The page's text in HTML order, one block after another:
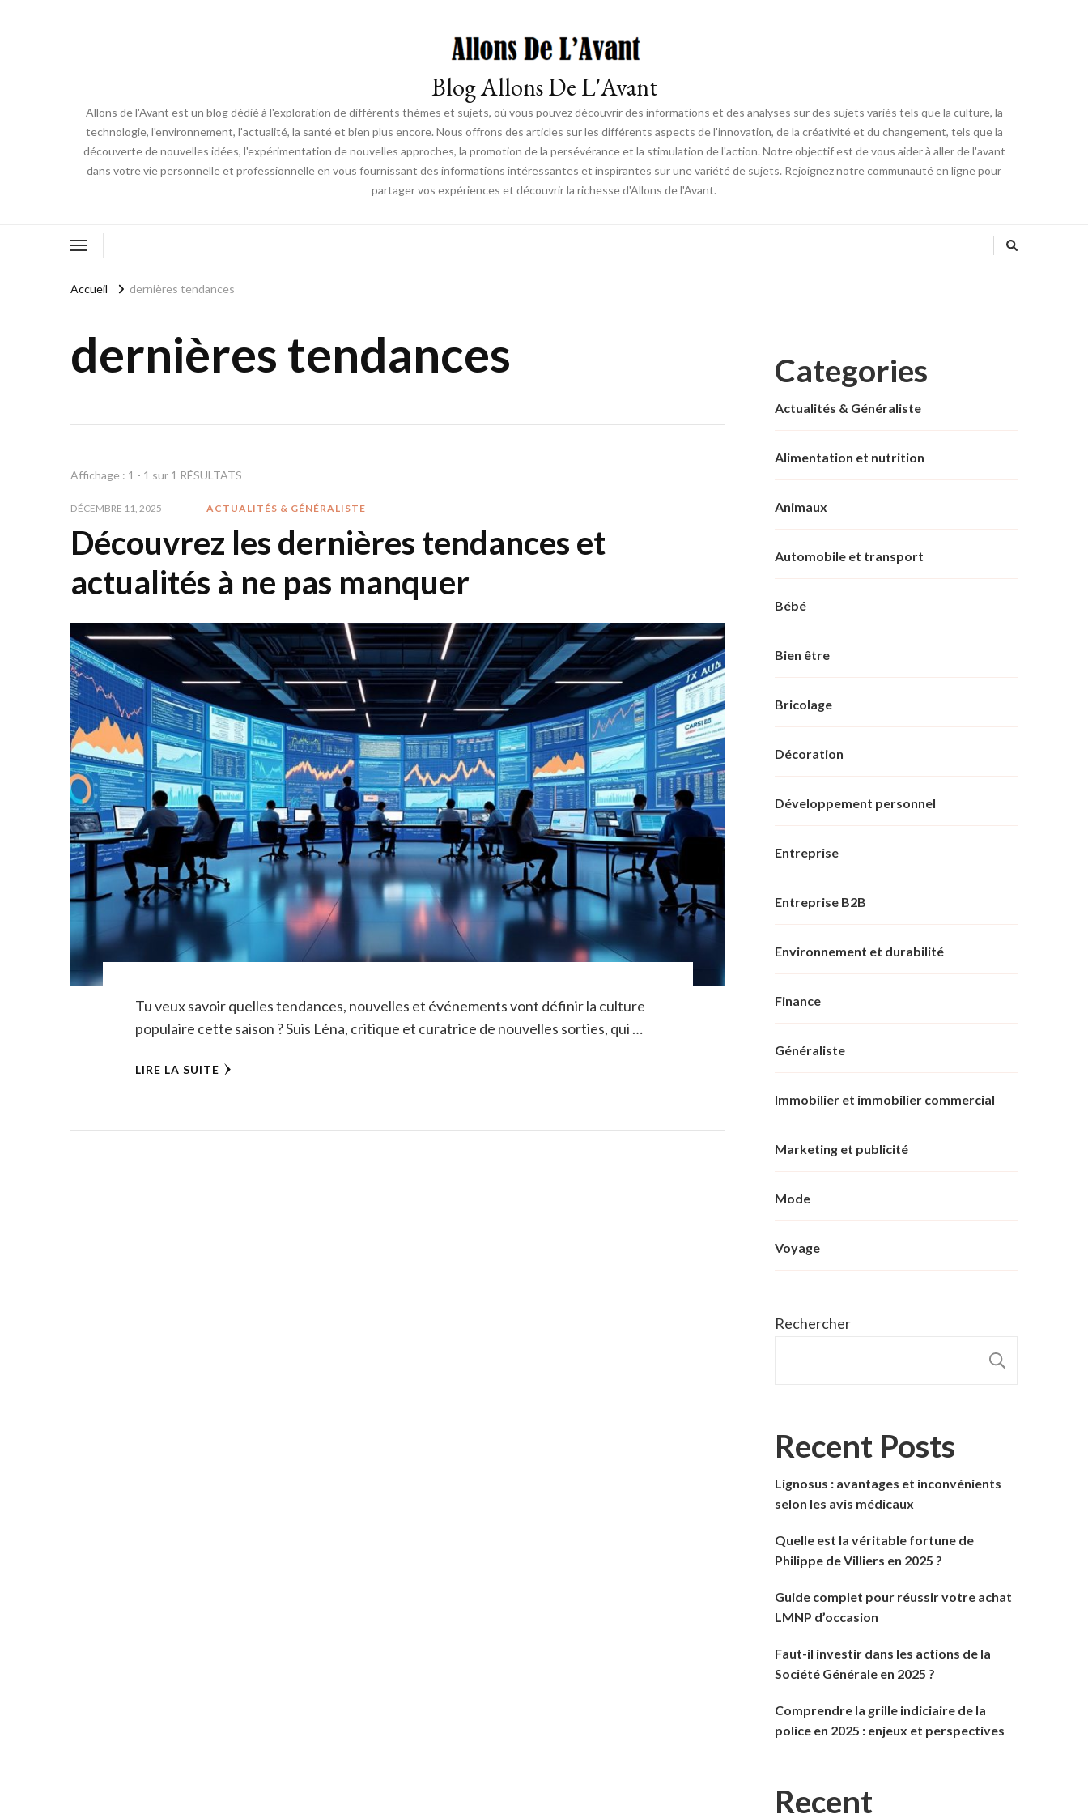
Blog Allons De L'Avant
Allons de l'Avant est un blog dédié à l'exploration de différents thèmes et sujets, où vous pouvez découvrir des informations et des analyses sur des sujets variés tels que la culture, la
technologie, l'environnement, l'actualité, la santé et bien plus encore. Nous offrons des articles sur les différents aspects de l'innovation, de la créativité et du changement, tels que la
découverte de nouvelles idées, l'expérimentation de nouvelles approches, la promotion de la persévérance et la stimulation de l'action. Notre objectif est de vous aider à aller de l'avant
dans votre vie personnelle et professionnelle en vous fournissant des informations intéressantes et inspirantes sur une variété de sujets. Rejoignez notre communauté en ligne pour
partager vos expériences et découvrir la richesse d'Allons de l'Avant.
Accueil dernières tendances
dernières tendances
Affichage : 1 - 1 sur 1 RÉSULTATS
DÉCEMBRE 11, 2025 ACTUALITÉS & GÉNÉRALISTE
Découvrez les dernières tendances et
actualités à ne pas manquer
Tu veux savoir quelles tendances, nouvelles et événements vont définir la culture
populaire cette saison ? Suis Léna, critique et curatrice de nouvelles sorties, qui …
LIRE LA SUITE
Categories
Actualités & Généraliste
Alimentation et nutrition
Animaux
Automobile et transport
Bébé
Bien être
Bricolage
Décoration
Développement personnel
Entreprise
Entreprise B2B
Environnement et durabilité
Finance
Généraliste
Immobilier et immobilier commercial
Marketing et publicité
Mode
Voyage
Rechercher
Recent Posts
Lignosus : avantages et inconvénients
selon les avis médicaux
Quelle est la véritable fortune de
Philippe de Villiers en 2025 ?
Guide complet pour réussir votre achat
LMNP d’occasion
Faut-il investir dans les actions de la
Société Générale en 2025 ?
Comprendre la grille indiciaire de la
police en 2025 : enjeux et perspectives
Recent